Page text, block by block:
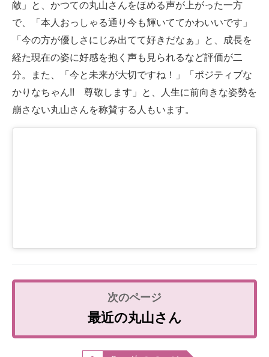
敵」と、かつての丸山さんをほめる声が上がった一方
で、「本人おっしゃる通り今も輝いててかわいいです」
「今の方が優しさにじみ出てて好きだなぁ」と、成長を
経た現在の姿に好感を抱く声も見られるなど評価が二
分。また、「今と未来が大切ですね！」「ポジティブな
かりなちゃん!! 尊敬します」と、人生に前向きな姿勢を
崩さない丸山さんを称賛する人もいます。
最近の丸山さん